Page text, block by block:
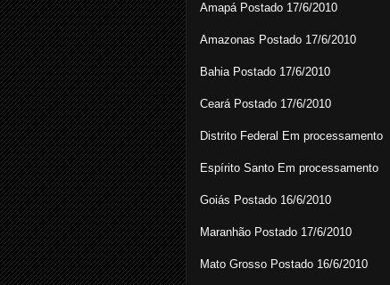
Amapá Postado 17/6/2010
Amazonas Postado 17/6/2010
Bahia Postado 17/6/2010
Ceará Postado 17/6/2010
Distrito Federal Em processamento
Espírito Santo Em processamento
Goiás Postado 16/6/2010
Maranhão Postado 17/6/2010
Mato Grosso Postado 16/6/2010